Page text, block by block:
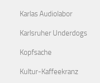
Karlas Audiolabor
Karlsruher Underdogs
Kopfsache
Kultur-Kaffeekranz